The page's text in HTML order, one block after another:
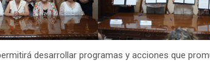
desarrollar programas y acciones que